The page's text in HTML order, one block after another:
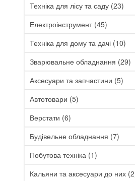
Техніка для лісу та саду (23)
Електроінструмент (45)
Техніка для дому та дачі (10)
Зварювальне обладнання (29)
Аксесуари та запчастини (5)
Автотовари (5)
Верстати (6)
Будівельне обладнання (7)
Побутова техніка (1)
Кальяни та аксесуари до них